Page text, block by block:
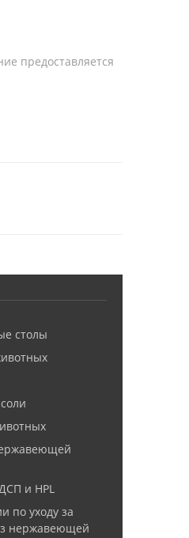
предоставляется
столы
и HPL
по уходу за
нержавеющей